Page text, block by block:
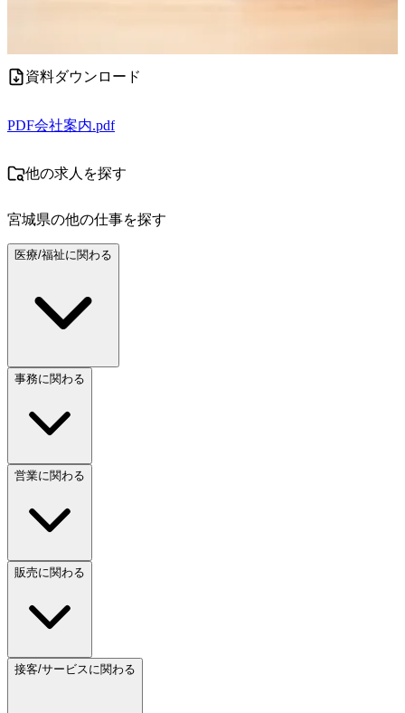
資料ダウンロード
PDF会社案内.pdf
他の求人を探す
宮城県の他の仕事を探す
医療/福祉に関わる
事務に関わる
営業に関わる
販売に関わる
接客/サービスに関わる